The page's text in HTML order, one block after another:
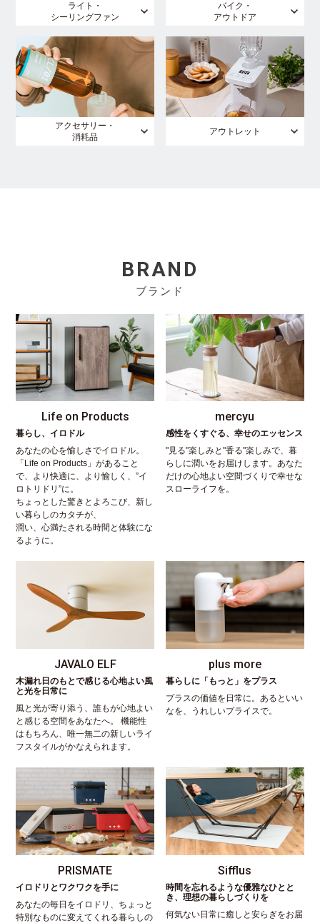
ライト・
シーリングファン
バイク・
アウトドア
アクセサリー・
消耗品
アウトレット
BRAND
ブランド
Life on Products
暮らし、イロドル
あなたの心を愉しさでイロドル。
「Life on Products」があること
で、より快適に、より愉しく、”イ
ロトリドリ”に。
ちょっとした驚きとよろこび、新し
い暮らしのカタチが、
潤い、心満たされる時間と体験にな
るように。
mercyu
感性をくすぐる、幸せのエッセンス
"見る"楽しみと"香る"楽しみで、暮
らしに潤いをお届けします。あなた
だけの心地よい空間づくりで幸せな
スローライフを。
JAVALO ELF
木漏れ日のもとで感じる心地よい風
と光を日常に
風と光が寄り添う、誰もが心地よい
と感じる空間をあなたへ。 機能性
はもちろん、唯一無二の新しいライ
フスタイルがかなえられます。
plus more
暮らしに「もっと」をプラス
プラスの価値を日常に。あるといい
なを、うれしいプライスで。
PRISMATE
イロドリとワクワクを手に
あなたの毎日をイロドリ、ちょっと
特別なものに変えてくれる暮らしの
Sifflus
時間を忘れるような優雅なひとと
き、理想の暮らしづくりを
何気ない日常に癒しと安らぎをお届